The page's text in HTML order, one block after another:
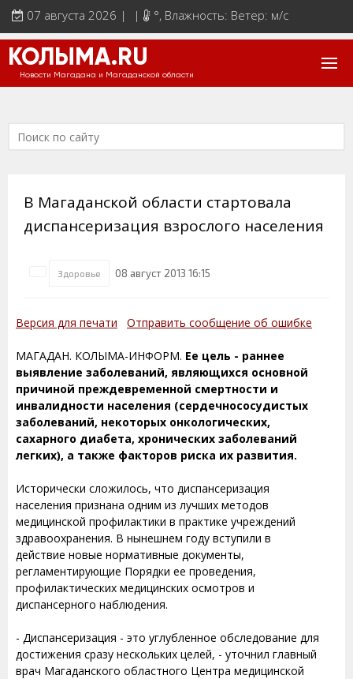
07 августа 2026 | | °, Влажность: Ветер: м/с
КОЛЫМА.RU
Новости Магадана и Магаданской области
В Магаданской области стартовала
диспансеризация взрослого населения
Здоровье 08 август 2013 16:15
Версия для печати Отправить сообщение об ошибке
МАГАДАН. КОЛЫМА-ИНФОРМ. Ее цель - раннее
выявление заболеваний, являющихся основной
причиной преждевременной смертности и
инвалидности населения (сердечнососудистых
заболеваний, некоторых онкологических,
сахарного диабета, хронических заболеваний
легких), а также факторов риска их развития.
Исторически сложилось, что диспансеризация
населения признана одним из лучших методов
медицинской профилактики в практике учреждений
здравоохранения. В нынешнем году вступили в
действие новые нормативные документы,
регламентирующие Порядки ее проведения,
профилактических медицинских осмотров и
диспансерного наблюдения.
- Диспансеризация - это углубленное обследование для
достижения сразу нескольких целей, - уточнил главный
врач Магаданского областного Центра медицинской